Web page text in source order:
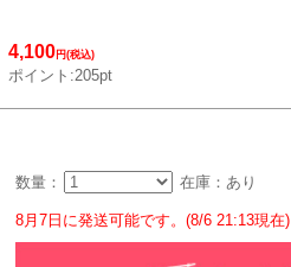
4,100円(税込)
ポイント:205pt
数量： 在庫：あり
8月7日に発送可能です。(8/6 21:13現在)